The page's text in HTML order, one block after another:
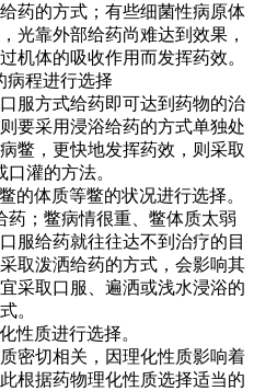
药的方式；有些细菌性病原体
光靠外部给药尚难达到效果，
机体的吸收作用而发挥药效。
病程进行选择
服方式给药即可达到药物的治
要采用浸浴给药的方式单独处
鳖，更快地发挥药效，则采取
灌的方法。
的体质等鳖的状况进行选择。
；鳖病情很重、鳖体质太弱
服给药就往往达不到治疗的目
取泼洒给药的方式，会影响其
采取口服、遍洒或浅水浸浴的
。
性质进行选择。
密切相关，因理化性质影响着
根据药物理化性质选择适当的